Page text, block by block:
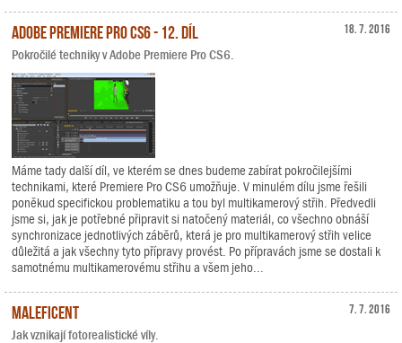
18. 7. 2016
Adobe Premiere Pro CS6 - 12. díl
Pokročilé techniky v Adobe Premiere Pro CS6.
Máme tady další díl, ve kterém se dnes budeme zabírat pokročilejšími
technikami, které Premiere Pro CS6 umožňuje. V minulém dílu jsme řešili
poněkud specifickou problematiku a tou byl multikamerový střih. Předvedli
jsme si, jak je potřebné připravit si natočený materiál, co všechno obnáší
synchronizace jednotlivých záběrů, která je pro multikamerový střih velice
důležitá a jak všechny tyto přípravy provést. Po přípravách jsme se dostali k
samotnému multikamerovému střihu a všem jeho...
7. 7. 2016
Maleficent
Jak vznikají fotorealistické víly.